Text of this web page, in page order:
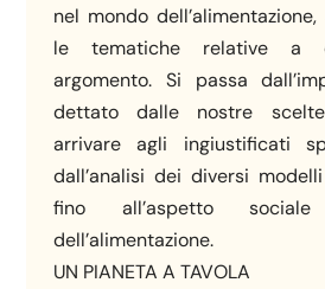
nel mondo
le tematiche relative a
argomento. Si passa
dettato dalle nostre
arrivare agli ingiustificati
dall’analisi dei diversi
fino all’aspetto
dell’alimentazione.
UN PIANETA A TAVOLA